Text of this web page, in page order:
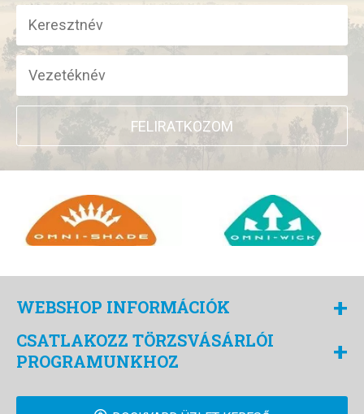
FELIRATKOZOM
WEBSHOP INFORMÁCIÓK +
CSATLAKOZZ TÖRZSVÁSÁRLÓI
PROGRAMUNKHOZ
+